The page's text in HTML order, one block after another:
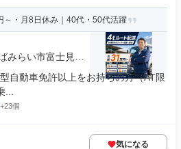
～・月8日休み｜40代・50代活躍
みらい市富士見ヶ
自動車免許以上をお持ちの方（AT限
+23個
気になる